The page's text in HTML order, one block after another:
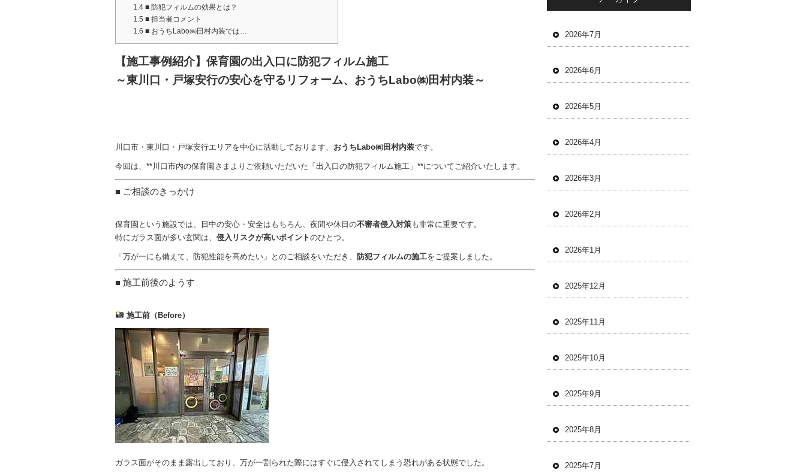
1.4■ 防犯フィルムの効果とは？
1.5 ■ 担当者コメント
1.6 ■ おうちLabo㈱田村内装では…
【施工事例紹介】保育園の出入口に防犯フィルム施工
～東川口・戸塚安行の安心を守るリフォーム、おうちLabo㈱田村内装～
川口市・東川口・戸塚安行エリアを中心に活動しております、 おうちLabo㈱田村内装です。
今回は、**川口市内の保育園さまよりご依頼いただいた「出入口の防犯フィルム施工」**についてご紹介いたします。
■ ご相談のきっかけ
保育園という施設では、日中の安心・安全はもちろん、夜間や休日の不審者侵入対策も非常に重要です。
特にガラス面が多い玄関は、 侵入リスクが高いポイントのひとつ。
「万が一にも備えて、防犯性能を高めたい」とのご相談をいただき、 防犯フィルムの施工をご提案しました。
■ 施工前後のようす
施工前（Before）
ガラス面がそのまま露出しており、万が一割られた際にはすぐに侵入されてしまう恐れがある状態でした。
2026年7月
2026年6月
2026年5月
2026年4月
2026年3月
2026年2月
2026年1月
2025年12月
2025年11月
2025年10月
2025年9月
2025年8月
2025年7月